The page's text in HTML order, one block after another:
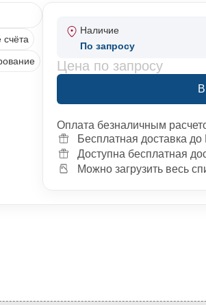
Наличие
По запросу
Цена по запросу
Оплата безналичным
Бесплатная доставка
Доступна бесплатная
Можно загрузить весь